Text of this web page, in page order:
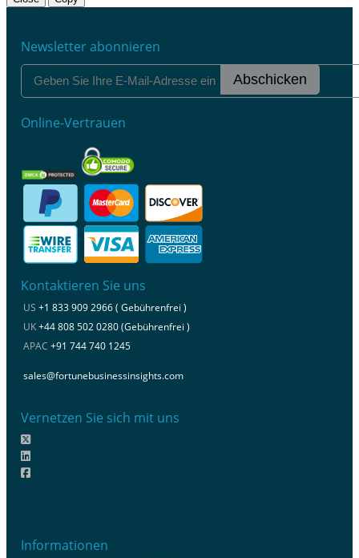
Newsletter abonnieren
Abschicken
Online-Vertrauen
Kontaktieren Sie uns
US +1 833 909 2966 ( Gebührenfrei )
UK+44 808 502 0280 (Gebührenfrei )
APAC +91 744 740 1245
sales@fortunebusinessinsights.com
Vernetzen Sie sich mit uns
Informationen